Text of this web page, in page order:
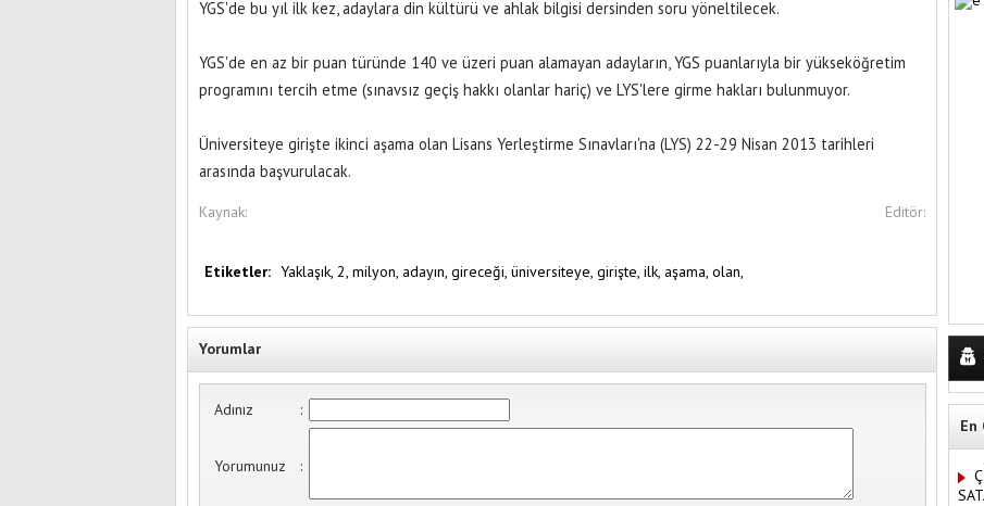
YGS'de bu yıl ilk kez, adaylara din kültürü ve ahlak bilgisi dersinden soru yöneltilecek.
YGS'de en az bir puan türünde 140 ve üzeri puan alamayan adayların, YGS puanlarıyla bir yükseköğretim
programını tercih etme (sınavsız geçiş hakkı olanlar hariç) ve LYS'lere girme hakları bulunmuyor.
Üniversiteye girişte ikinci aşama olan Lisans Yerleştirme Sınavları'na (LYS) 22-29 Nisan 2013 tarihleri
arasında başvurulacak.
Kaynak: Editör:
Etiketler: Yaklaşık, 2, milyon, adayın, gireceği, üniversiteye, girişte, ilk, aşama, olan,
Yorumlar
Adınız :
Yorumunuz :
En